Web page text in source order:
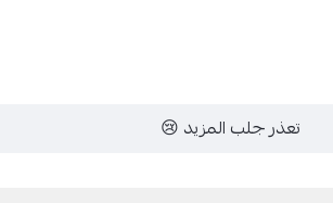
تعذر جلب المزيد 😢